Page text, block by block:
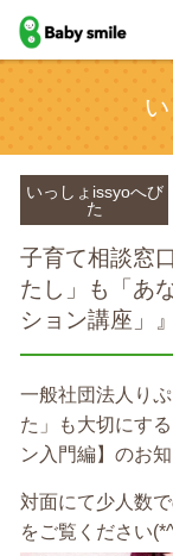
baby smile
いっしょissyoへび
た
子育て相談窓
たし」も「あ
ション講座」
一般社団法人り
た」も大切にす
ン入門編】のお知
対面にて少人数
をご覧ください